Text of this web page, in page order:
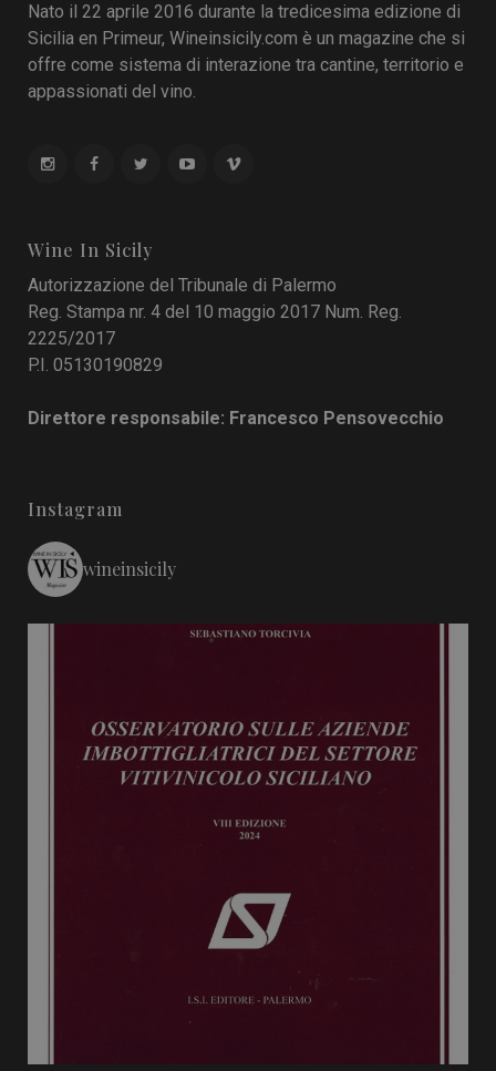
Nato il 22 aprile 2016 durante la tredicesima edizione di
Sicilia en Primeur, Wineinsicily.com è un magazine che si
offre come sistema di interazione tra cantine, territorio e
appassionati del vino.
Wine In Sicily
Autorizzazione del Tribunale di Palermo
Reg. Stampa nr. 4 del 10 maggio 2017 Num. Reg.
2225/2017
P.I. 05130190829
Direttore responsabile: Francesco Pensovecchio
Instagram
wineinsicily